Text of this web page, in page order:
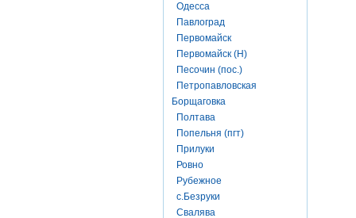
Одесса
Павлоград
Первомайск
Первомайск (Н)
Песочин (пос.)
Петропавловская
Борщаговка
Полтава
Попельня (пгт)
Прилуки
Ровно
Рубежное
с.Безруки
Свалява